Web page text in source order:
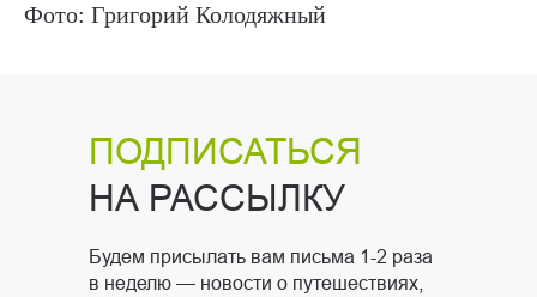
Фото: Григорий Колодяжный
ПОДПИСАТЬСЯ
НА РАССЫЛКУ
Будем присылать вам письма 1-2 раза
в неделю — новости о путешествиях,